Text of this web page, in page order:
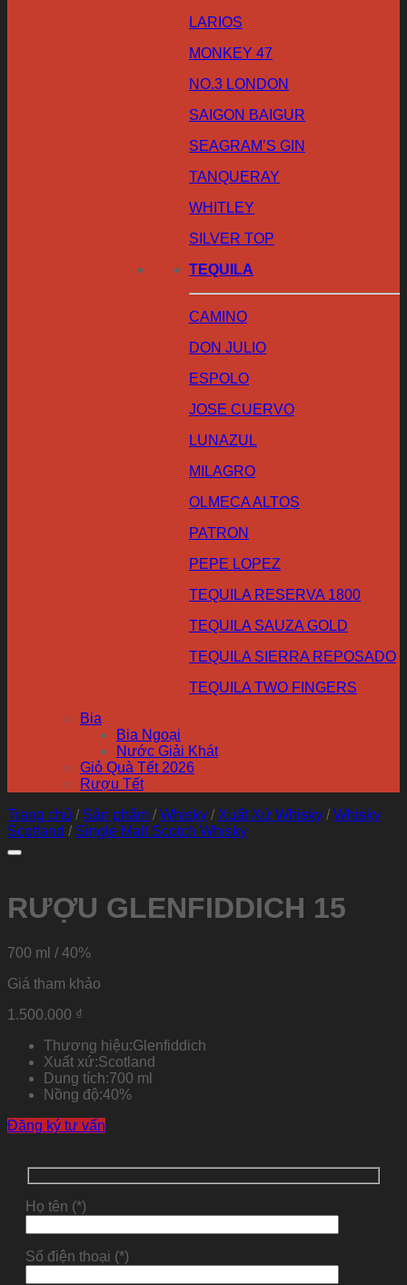
LARIOS
MONKEY 47
NO.3 LONDON
SAIGON BAIGUR
SEAGRAM’S GIN
TANQUERAY
WHITLEY
SILVER TOP
TEQUILA
CAMINO
DON JULIO
ESPOLO
JOSE CUERVO
LUNAZUL
MILAGRO
OLMECA ALTOS
PATRON
PEPE LOPEZ
TEQUILA RESERVA 1800
TEQUILA SAUZA GOLD
TEQUILA SIERRA REPOSADO
TEQUILA TWO FINGERS
Bia
Bia Ngoại
Nước Giải Khát
Giỏ Quà Tết 2026
Rượu Tết
Trang chủ / Sản phẩm / Whisky / Xuất Xứ Whisky / Whisky
Scotland / Single Malt Scotch Whisky
RƯỢU GLENFIDDICH 15
700 ml / 40%
Giá tham khảo
1.500.000 ₫
Thương hiệu:Glenfiddich
Xuất xứ:Scotland
Dung tích:700 ml
Nồng độ:40%
Đăng ký tư vấn
Họ tên (*)
Số điện thoại (*)